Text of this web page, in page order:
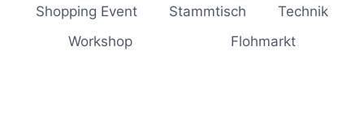
Shopping Event
Stammtisch
Technik
Workshop
Flohmarkt